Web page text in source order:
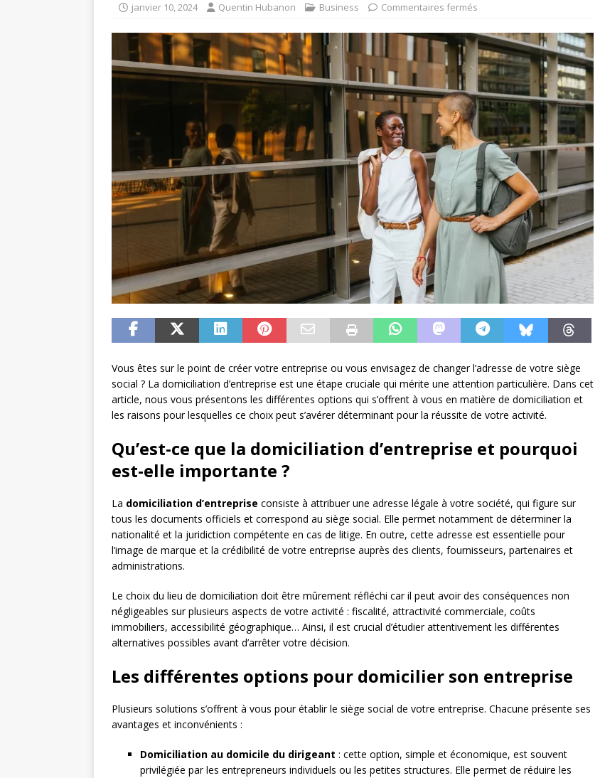
janvier 10, 2024 Quentin Hubanon Business Commentaires fermés
Vous êtes sur le point de créer votre entreprise ou vous envisagez de changer l’adresse de votre siège
social ? La domiciliation d’entreprise est une étape cruciale qui mérite une attention particulière. Dans cet
article, nous vous présentons les différentes options qui s’offrent à vous en matière de domiciliation et
les raisons pour lesquelles ce choix peut s’avérer déterminant pour la réussite de votre activité.
Qu’est-ce que la domiciliation d’entreprise et pourquoi
est-elle importante ?
La domiciliation d’entreprise consiste à attribuer une adresse légale à votre société, qui figure sur
tous les documents officiels et correspond au siège social. Elle permet notamment de déterminer la
nationalité et la juridiction compétente en cas de litige. En outre, cette adresse est essentielle pour
l’image de marque et la crédibilité de votre entreprise auprès des clients, fournisseurs, partenaires et
administrations.
Le choix du lieu de domiciliation doit être mûrement réfléchi car il peut avoir des conséquences non
négligeables sur plusieurs aspects de votre activité : fiscalité, attractivité commerciale, coûts
immobiliers, accessibilité géographique… Ainsi, il est crucial d’étudier attentivement les différentes
alternatives possibles avant d’arrêter votre décision.
Les différentes options pour domicilier son entreprise
Plusieurs solutions s’offrent à vous pour établir le siège social de votre entreprise. Chacune présente ses
avantages et inconvénients :
Domiciliation au domicile du dirigeant : cette option, simple et économique, est souvent
privilégiée par les entrepreneurs individuels ou les petites structures. Elle permet de réduire les